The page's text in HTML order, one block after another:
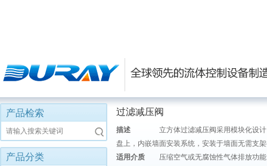
产品检索
请输入搜索关键词
产品分类
过滤减压阀
描述
立方体过滤减压阀采用模块化设计
盘上，内嵌墙面安装系统，安装于墙面无需支
适用介质 压缩空气或无腐蚀性气体排放功能